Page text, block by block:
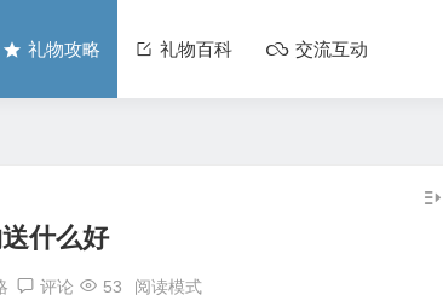
礼物攻略 礼物百科 交流互动
什么好
评论 53 阅读模式